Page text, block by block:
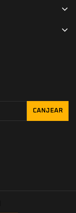
CANJEAR